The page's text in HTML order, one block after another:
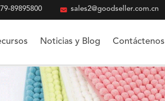
89895800  sales2@goodseller.com.cn
Noticias y Blog Contáctenos